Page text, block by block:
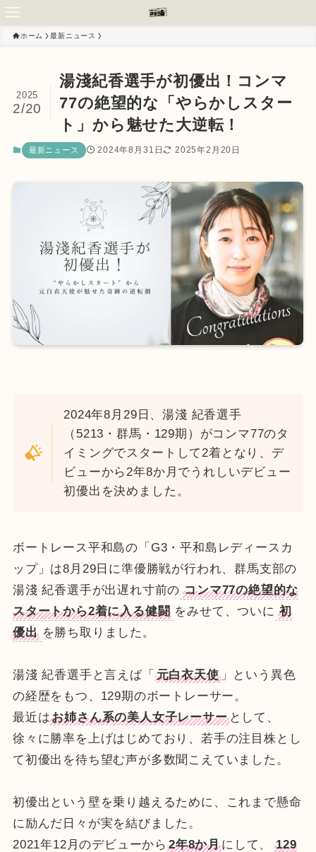
ホーム 最新ニュース
湯淺紀香選手が初優出！コンマ
77の絶望的な「やらかしスター
ト」から魅せた大逆転！
2025
2/20
最新ニュース 2024年8月31日 2025年2月20日
2024年8月29日、湯淺 紀香選手
（5213・群馬・129期）がコンマ77のタ
イミングでスタートして2着となり、デ
ビューから2年8か月でうれしいデビュー
初優出を決めました。
ボートレース平和島の「G3・平和島レディースカ
ップ」は8月29日に準優勝戦が行われ、群馬支部の
湯淺 紀香選手が出遅れ寸前の コンマ77の絶望的な
スタートから2着に入る健闘 をみせて、ついに 初
優出 を勝ち取りました。
湯淺 紀香選手と言えば「 元白衣天使」という異色
の経歴をもつ、129期のボートレーサー。
最近はお姉さん系の美人女子レーサーとして、
徐々に勝率を上げはじめており、若手の注目株とし
て初優出を待ち望む声が多数聞こえていました。
初優出という壁を乗り越えるために、これまで懸命
に励んだ日々が実を結びました。
2021年12月のデビューから2年8か月にして、
129